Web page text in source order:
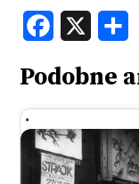
Facebook
Podobne